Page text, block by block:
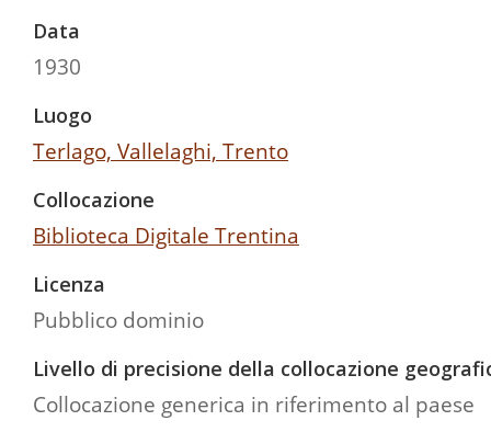
Data
1930
Luogo
Terlago, Vallelaghi, Trento
Collocazione
Biblioteca Digitale Trentina
Licenza
Pubblico dominio
Livello di precisione della collocazione
Collocazione generica in riferimento al paese